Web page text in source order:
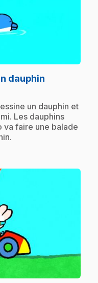
dauphin
un dauphin et
Les dauphins
va faire une balade